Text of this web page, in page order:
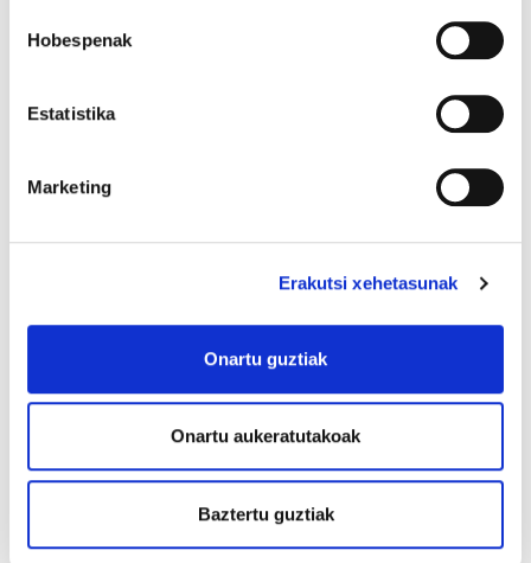
Hobespenak
Estatistika
Marketing
Erakutsi xehetasunak
Onartu guztiak
Onartu aukeratutakoak
Baztertu guztiak